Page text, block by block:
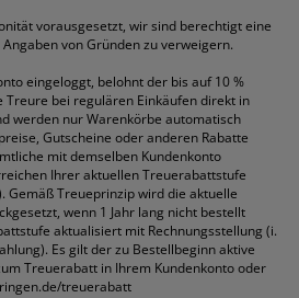
vorausgesetzt, wir sind berechtigt eine
von Gründen zu verweigern.
eingeloggt, belohnt der bis auf 10 %
bei regulären Einkäufen direkt in
werden nur Warenkörbe automatisch
Gutscheine oder anderen Rabatte
mit demselben Kundenkonto
Ihrer aktuellen Treuerabattstufe
Gemäß Treueprinzip wird die aktuelle
wenn 1 Jahr lang nicht bestellt
aktualisiert mit Rechnungsstellung (i.
Es gilt der zu Bestellbeginn aktive
Treuerabatt in Ihrem Kundenkonto oder
treuerabatt